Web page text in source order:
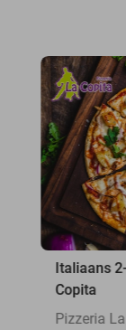
Italiaans
Copita
Pizzeria